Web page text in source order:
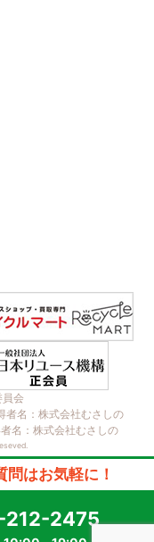
会
名：株式会社むさしの
名：株式会社むさしの
はお気軽に！
212-2475